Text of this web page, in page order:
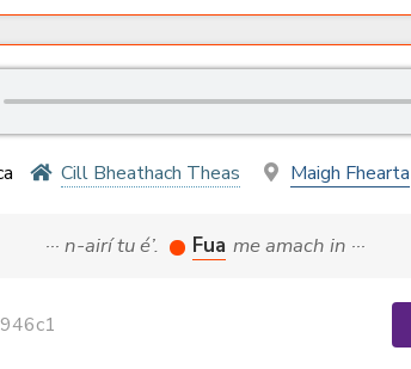
Cill Bheathach Theas Maigh Fhearta
··· n-airí tu é’. Fua me amach in ···